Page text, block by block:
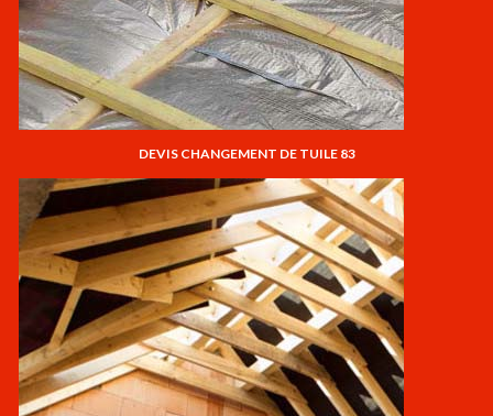
DEVIS CHANGEMENT DE TUILE 83